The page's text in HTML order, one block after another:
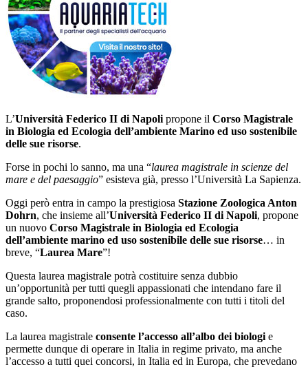
L’Università Federico II di Napoli propone il Corso Magistrale
in Biologia ed Ecologia dell’ambiente Marino ed uso sostenibile
delle sue risorse.
Forse in pochi lo sanno, ma una “laurea magistrale in scienze del
mare e del paesaggio” esisteva già, presso l’Università La Sapienza.
Oggi però entra in campo la prestigiosa Stazione Zoologica Anton
Dohrn, che insieme all’Università Federico II di Napoli, propone
un nuovo Corso Magistrale in Biologia ed Ecologia
dell’ambiente marino ed uso sostenibile delle sue risorse… in
breve, “Laurea Mare”!
Questa laurea magistrale potrà costituire senza dubbio
un’opportunità per tutti quegli appassionati che intendano fare il
grande salto, proponendosi professionalmente con tutti i titoli del
caso.
La laurea magistrale consente l’accesso all’albo dei biologi e
permette dunque di operare in Italia in regime privato, ma anche
l’accesso a tutti quei concorsi, in Italia ed in Europa, che prevedano